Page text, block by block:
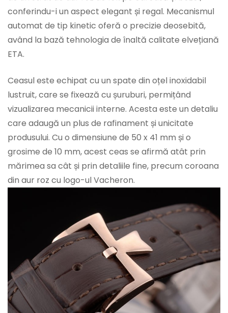
conferindu-i un aspect elegant și regal. Mecanismul
automat de tip kinetic oferă o precizie deosebită,
având la bază tehnologia de înaltă calitate elvețiană
ETA.
Ceasul este echipat cu un spate din oțel inoxidabil
lustruit, care se fixează cu șuruburi, permițând
vizualizarea mecanicii interne. Acesta este un detaliu
care adaugă un plus de rafinament și unicitate
produsului. Cu o dimensiune de 50 x 41 mm și o
grosime de 10 mm, acest ceas se afirmă atât prin
mărimea sa cât și prin detaliile fine, precum coroana
din aur roz cu logo-ul Vacheron.